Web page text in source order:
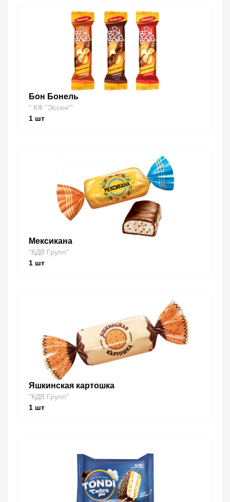
Бон Бонель
" КФ "Эссен""
1 шт
Мексикана
"КДВ Групп"
1 шт
Яшкинская картошка
"КДВ Групп"
1 шт